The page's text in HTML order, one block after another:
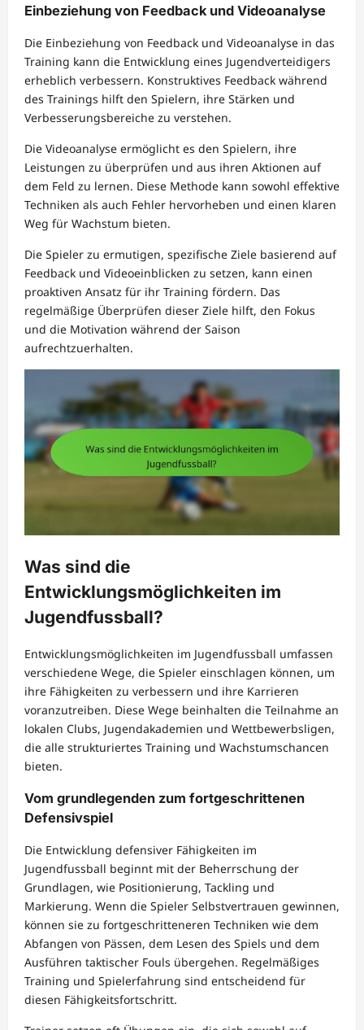
Einbeziehung von Feedback und Videoanalyse
Die Einbeziehung von Feedback und Videoanalyse in das
Training kann die Entwicklung eines Jugendverteidigers
erheblich verbessern. Konstruktives Feedback während
des Trainings hilft den Spielern, ihre Stärken und
Verbesserungsbereiche zu verstehen.
Die Videoanalyse ermöglicht es den Spielern, ihre
Leistungen zu überprüfen und aus ihren Aktionen auf
dem Feld zu lernen. Diese Methode kann sowohl effektive
Techniken als auch Fehler hervorheben und einen klaren
Weg für Wachstum bieten.
Die Spieler zu ermutigen, spezifische Ziele basierend auf
Feedback und Videoeinblicken zu setzen, kann einen
proaktiven Ansatz für ihr Training fördern. Das
regelmäßige Überprüfen dieser Ziele hilft, den Fokus
und die Motivation während der Saison
aufrechtzuerhalten.
Was sind die
Entwicklungsmöglichkeiten im
Jugendfussball?
Entwicklungsmöglichkeiten im Jugendfussball umfassen
verschiedene Wege, die Spieler einschlagen können, um
ihre Fähigkeiten zu verbessern und ihre Karrieren
voranzutreiben. Diese Wege beinhalten die Teilnahme an
lokalen Clubs, Jugendakademien und Wettbewerbsligen,
die alle strukturiertes Training und Wachstumschancen
bieten.
Vom grundlegenden zum fortgeschrittenen
Defensivspiel
Die Entwicklung defensiver Fähigkeiten im
Jugendfussball beginnt mit der Beherrschung der
Grundlagen, wie Positionierung, Tackling und
Markierung. Wenn die Spieler Selbstvertrauen gewinnen,
können sie zu fortgeschritteneren Techniken wie dem
Abfangen von Pässen, dem Lesen des Spiels und dem
Ausführen taktischer Fouls übergehen. Regelmäßiges
Training und Spielerfahrung sind entscheidend für
diesen Fähigkeitsfortschritt.